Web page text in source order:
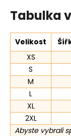
Tabulka
Velikost
XS
S
M
L
XL
2XL
Abyste vybrali